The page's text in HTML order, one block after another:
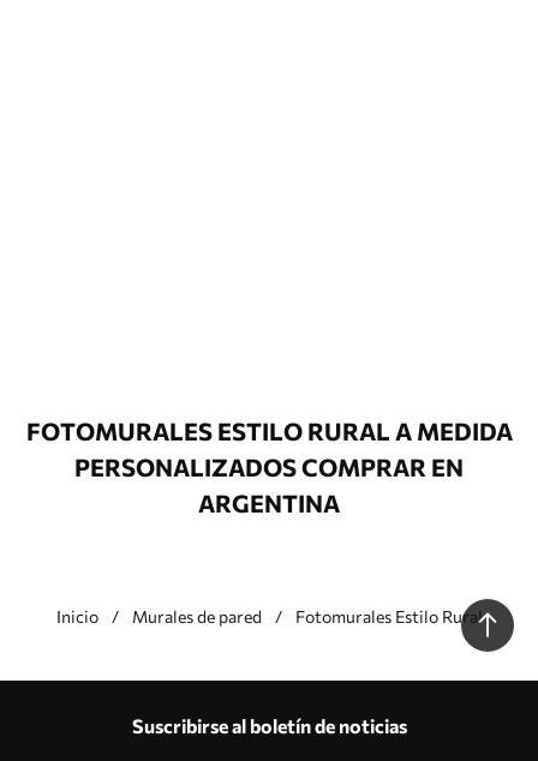
FOTOMURALES ESTILO RURAL A MEDIDA
PERSONALIZADOS COMPRAR EN
ARGENTINA
Inicio Murales de pared Fotomurales Estilo Rural
Producción según tallas individualesSuscribirse al boletín de noticias